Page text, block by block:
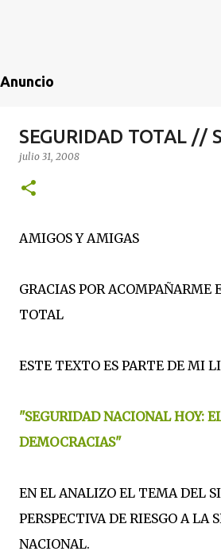
Anuncio
SEGURIDAD TOTAL //
julio 31, 2008
AMIGOS Y AMIGAS
GRACIAS POR ACOMPAÑARME
TOTAL
ESTE TEXTO ES PARTE DE MI
"SEGURIDAD NACIONAL HOY:
DEMOCRACIAS"
EN EL ANALIZO EL TEMA DEL
PERSPECTIVA DE RIESGO A LA
NACIONAL.